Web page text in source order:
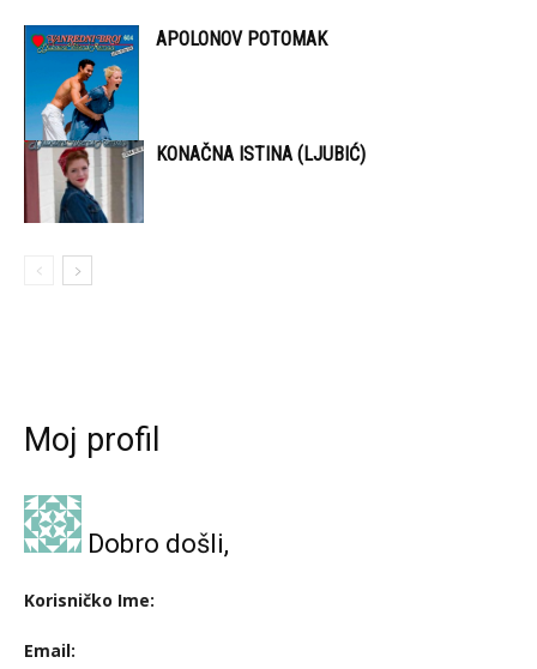
APOLONOV POTOMAK
KONAČNA ISTINA (LJUBIĆ)
Moj profil
Dobro došli,
Korisničko Ime:
Email: